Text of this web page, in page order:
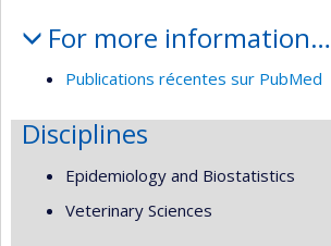
For more information…
Publications récentes sur PubMed
Disciplines
Epidemiology and Biostatistics
Veterinary Sciences